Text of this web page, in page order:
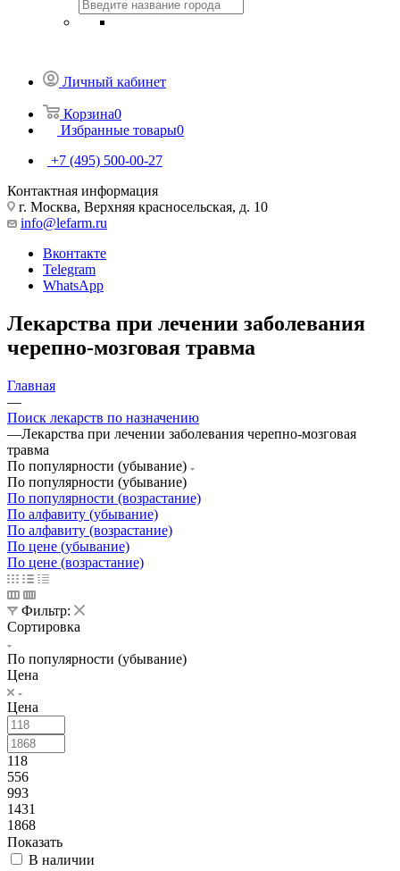
Личный кабинет
Корзина0
Избранные товары0
+7 (495) 500-00-27
Контактная информация
г. Москва, Верхняя красносельская, д. 10
info@lefarm.ru
Вконтакте
Telegram
WhatsApp
Лекарства при лечении заболевания
черепно-мозговая травма
Главная
—
Поиск лекарств по назначению
—Лекарства при лечении заболевания черепно-мозговая
травма
По популярности (убывание)
По популярности (убывание)
По популярности (возрастание)
По алфавиту (убывание)
По алфавиту (возрастание)
По цене (убывание)
По цене (возрастание)
Фильтр:
Сортировка
По популярности (убывание)
Цена
Цена
118
556
993
1431
1868
Показать
В наличии